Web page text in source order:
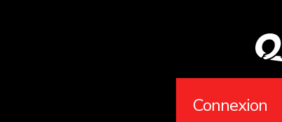
Connexion